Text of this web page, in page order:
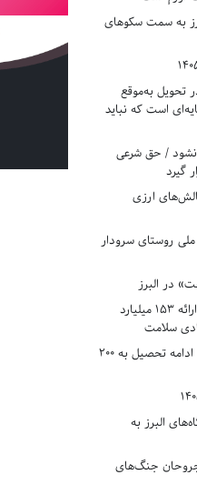
به سمت سکوهای
تحویل به‌موقع
است که نباید
نشود / حق شرعی
گیرد
ارزی
اراضی ملی روستای سرودار
در البرز
رکوردزنی در عدالت درمانی البرز؛ ارائه ۱۵۳ میلیارد
افزایش وثیقه خروج از کشور برای ادامه تحصیل به ۲۰۰
البرز به
جنگ‌های